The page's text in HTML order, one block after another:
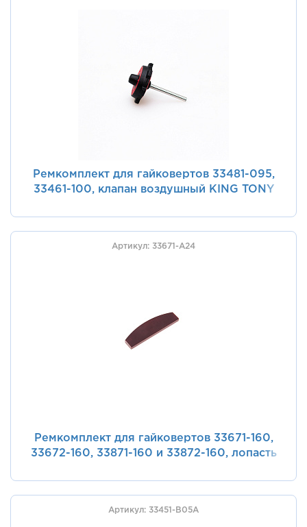
Ремкомплект для гайковертов 33481-095,
33461-100, клапан воздушный KING TONY
Артикул: 33671-A24
Ремкомплект для гайковертов 33671-160,
33672-160, 33871-160 и 33872-160, лопасть
Артикул: 33451-B05A